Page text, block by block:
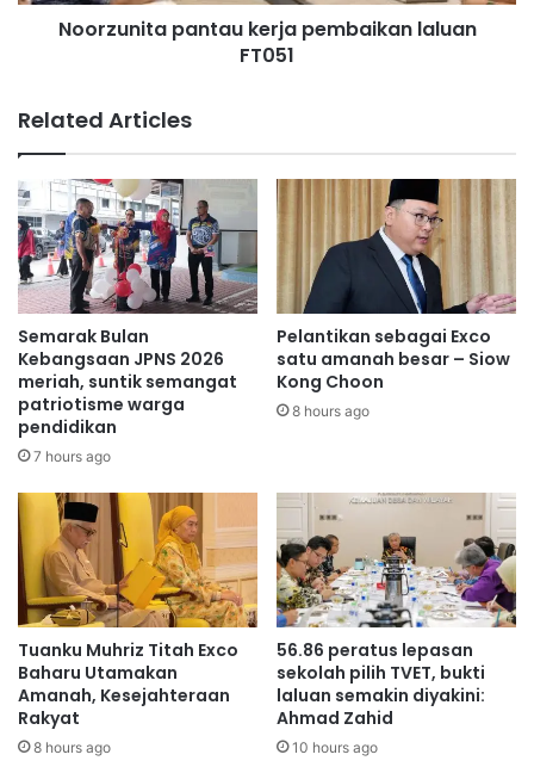
o
s
a
l
B
o
l
h
J
e
j
a
I
m
e
P
e
r
k
h
i
d
t
a
u
k
e
r
j
a
p
e
m
b
a
i
a
n
a
u
a
n
F
T
0
Noorzunita pantau kerja pembaikan laluan
FT051
Related Articles
Semarak Bulan
Kebangsaan JPNS 2026
meriah, suntik semangat
patriotisme warga
pendidikan
7 hours ago
Pelantikan sebagai Exco
satu amanah besar – Siow
Kong Choon
8 hours ago
Tuanku Muhriz Titah Exco
Baharu Utamakan
Amanah, Kesejahteraan
Rakyat
8 hours ago
56.86 peratus lepasan
sekolah pilih TVET, bukti
laluan semakin diyakini:
Ahmad Zahid
10 hours ago